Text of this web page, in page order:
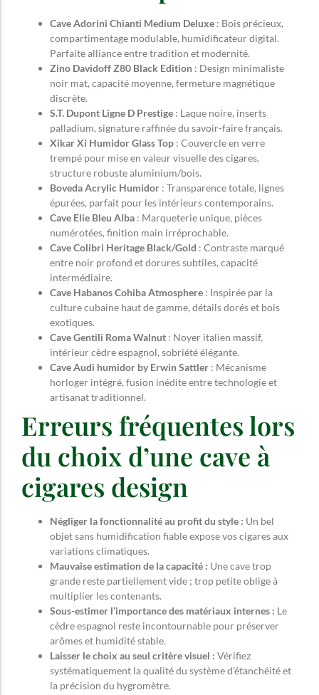
Cave Adorini Chianti Medium Deluxe : Bois précieux,
compartimentage modulable, humidificateur digital.
Parfaite alliance entre tradition et modernité.
Zino Davidoff Z80 Black Edition : Design minimaliste
noir mat, capacité moyenne, fermeture magnétique
discrète.
S.T. Dupont Ligne D Prestige : Laque noire, inserts
palladium, signature raffinée du savoir-faire français.
Xikar Xi Humidor Glass Top : Couvercle en verre
trempé pour mise en valeur visuelle des cigares,
structure robuste aluminium/bois.
Boveda Acrylic Humidor : Transparence totale, lignes
épurées, parfait pour les intérieurs contemporains.
Cave Elie Bleu Alba : Marqueterie unique, pièces
numérotées, finition main irréprochable.
Cave Colibri Heritage Black/Gold : Contraste marqué
entre noir profond et dorures subtiles, capacité
intermédiaire.
Cave Habanos Cohiba Atmosphere : Inspirée par la
culture cubaine haut de gamme, détails dorés et bois
exotiques.
Cave Gentili Roma Walnut : Noyer italien massif,
intérieur cèdre espagnol, sobriété élégante.
Cave Audi humidor by Erwin Sattler : Mécanisme
horloger intégré, fusion inédite entre technologie et
artisanat traditionnel.
Erreurs fréquentes lors
du choix d’une cave à
cigares design
Négliger la fonctionnalité au profit du style : Un bel
objet sans humidification fiable expose vos cigares aux
variations climatiques.
Mauvaise estimation de la capacité : Une cave trop
grande reste partiellement vide ; trop petite oblige à
multiplier les contenants.
Sous-estimer l’importance des matériaux internes : Le
cèdre espagnol reste incontournable pour préserver
arômes et humidité stable.
Laisser le choix au seul critère visuel : Vérifiez
systématiquement la qualité du système d’étanchéité et
la précision du hygromètre.